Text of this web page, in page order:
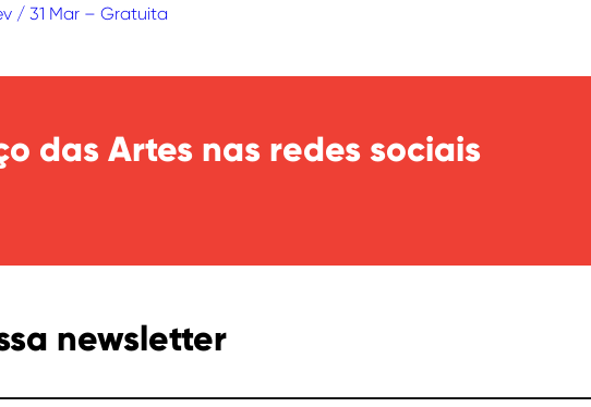
/ 31 Mar – Gratuita
das Artes nas redes sociais
newsletter